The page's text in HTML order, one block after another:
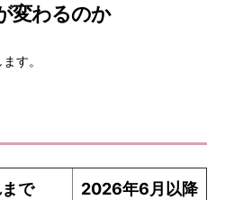
変わるのか
す。
で 2026年6月以降